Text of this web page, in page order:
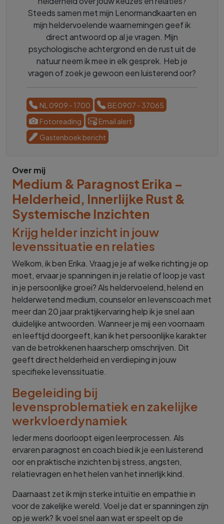
Steeds samen met mijn Lenormandkaarten en
mijn heldervoelende waarnemingen geef ik
direct antwoord op al je vragen. Mijn
psychologische achtergrond en de rust uit de
natuur neem ik mee in elk gesprek. Heb je
vragen of zoek je gewoon een luisterend oor?
NL 0909 - 1700
BE 0907 - 37065
Fotoreading
Email alert
Gastenboek bericht
Over mij
Medium & Paragnost Erika –
Helderheid, Innerlijke Rust &
Systemische Inzichten
Krijg helder inzicht in jouw
levenssituatie en relaties
Welkom, ik ben Erika. Vraag je je af welke richting je op
moet, ervaar je spanningen in je relatie of loop je vast
in je persoonlijke groei? Als heldervoelend, helend en
helderwetend medium, counselor en levenscoach met
meer dan 20 jaar praktijkervaring help ik je snel aan
duidelijke antwoorden. Wanneer je mij een voornaam
en leeftijd doorgeeft, kan ik het persoonlijke karakter
van de betrokkenen haarscherp omschrijven. Dit
geeft direct helderheid en verdieping in jouw
specifieke levenssituatie.
Begeleiding bij
levensproblematiek en zakelijke
werkvloerdynamiek
Ieder mens doorloopt eigen leerprocessen. Als
ervaren paragnost en coach bied ik je een luisterend
oor en praktische inzichten bij stress, angsten,
relatievragen en het helen van het innerlijk kind.
Daarnaast zet ik mijn sterke intuïtie en empathie in
voor de zakelijke wereld. Voel je dat er spanningen zijn
op je werk? Ik voel snel aan wat er speelt op de